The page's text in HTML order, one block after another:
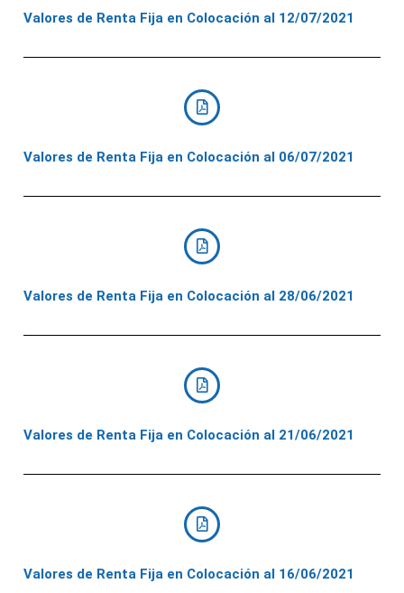
Valores de Renta Fija en Colocación al 12/07/2021
Valores de Renta Fija en Colocación al 06/07/2021
Valores de Renta Fija en Colocación al 28/06/2021
Valores de Renta Fija en Colocación al 21/06/2021
Valores de Renta Fija en Colocación al 16/06/2021